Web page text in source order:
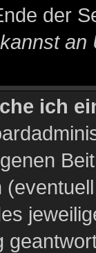
der
ich